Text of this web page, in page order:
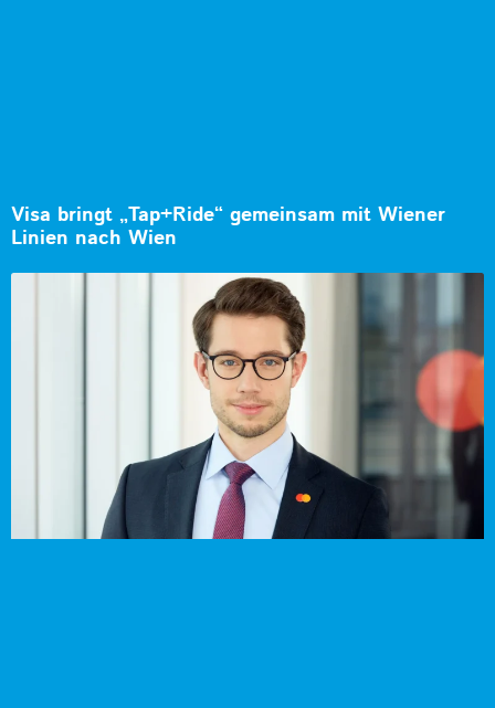
Visa bringt „Tap+Ride“ gemeinsam mit Wiener
Linien nach Wien